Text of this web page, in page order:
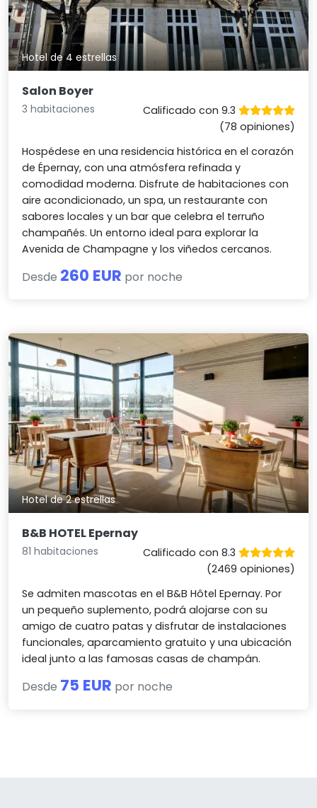
Hotel de 4 estrellas
Salon Boyer
3 habitaciones
Calificado con 9.3
(78 opiniones)
Hospédese en una residencia histórica en el corazón
de Épernay, con una atmósfera refinada y
comodidad moderna. Disfrute de habitaciones con
aire acondicionado, un spa, un restaurante con
sabores locales y un bar que celebra el terruño
champañés. Un entorno ideal para explorar la
Avenida de Champagne y los viñedos cercanos.
Desde 260 EUR por noche
Hotel de 2 estrellas
B&B HOTEL Epernay
81 habitaciones
Calificado con 8.3
(2469 opiniones)
Se admiten mascotas en el B&B Hôtel Epernay. Por
un pequeño suplemento, podrá alojarse con su
amigo de cuatro patas y disfrutar de instalaciones
funcionales, aparcamiento gratuito y una ubicación
ideal junto a las famosas casas de champán.
Desde 75 EUR por noche